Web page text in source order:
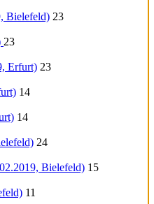
Bielefeld) 23
23
Erfurt) 23
14
14
24
Bielefeld) 15
11